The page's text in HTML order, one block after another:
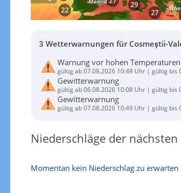
3 Wetterwarnungen für Cosmeștii-
Warnung vor hohen Temperaturen
gültig ab 07.08.2026 10:49 Uhr | gültig bis
Gewitterwarnung
gültig ab 06.08.2026 10:08 Uhr | gültig bis
Gewitterwarnung
gültig ab 07.08.2026 10:49 Uhr | gültig bis
Niederschläge der
Momentan kein Niederschlag zu erwarten